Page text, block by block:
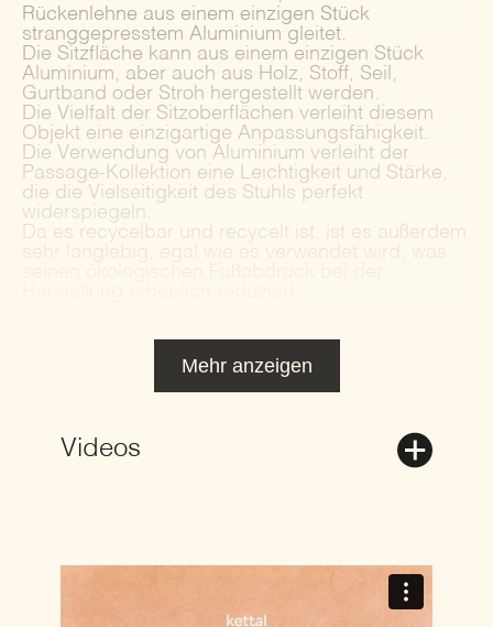
Rückenlehne aus einem einzigen Stück
stranggepresstem Aluminium gleitet.
Die Sitzfläche kann aus einem einzigen Stück
Aluminium, aber auch aus Holz, Stoff, Seil,
Gurtband oder Stroh hergestellt werden.
Die Vielfalt der Sitzoberflächen verleiht diesem
Objekt eine einzigartige Anpassungsfähigkeit.
Die Verwendung von Aluminium verleiht der
Passage-Kollektion eine Leichtigkeit und Stärke,
die die Vielseitigkeit des Stuhls perfekt
widerspiegeln.
Da es recycelbar und recycelt ist, ist es außerdem
Mehr anzeigen
Videos